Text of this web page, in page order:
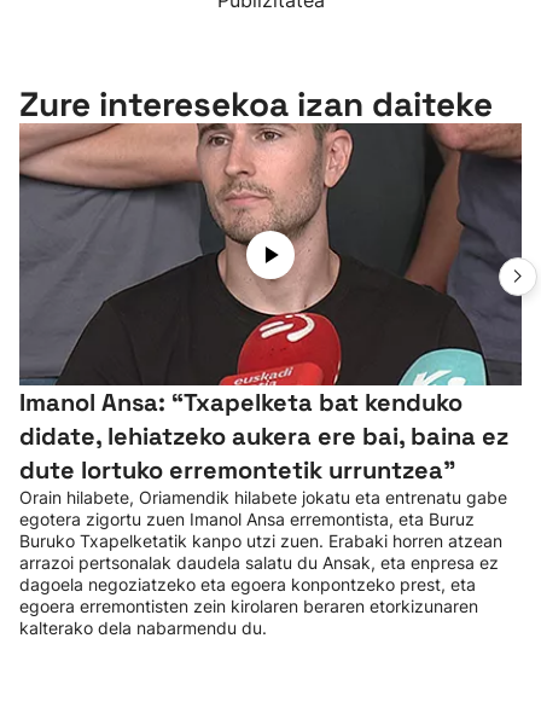
Zure interesekoa izan daiteke
Imanol Ansa: “Txapelketa bat kenduko
didate, lehiatzeko aukera ere bai, baina ez
dute lortuko erremontetik urruntzea"
Orain hilabete, Oriamendik hilabete jokatu eta entrenatu gabe
egotera zigortu zuen Imanol Ansa erremontista, eta Buruz
Buruko Txapelketatik kanpo utzi zuen. Erabaki horren atzean
arrazoi pertsonalak daudela salatu du Ansak, eta enpresa ez
dagoela negoziatzeko eta egoera konpontzeko prest, eta
egoera erremontisten zein kirolaren beraren etorkizunaren
kalterako dela nabarmendu du.